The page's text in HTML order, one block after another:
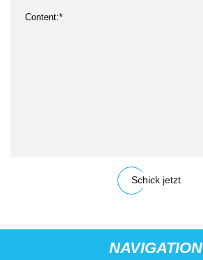
Schick jetzt
NAVIGATION